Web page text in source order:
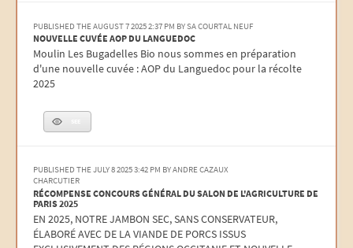
PUBLISHED THE AUGUST 7 2025 2:37 PM BY SA COURTAL NEUF
NOUVELLE CUVÉE AOP DU LANGUEDOC
Moulin Les Bugadelles Bio nous sommes en préparation
d'une nouvelle cuvée : AOP du Languedoc pour la récolte
2025
PUBLISHED THE JULY 8 2025 3:42 PM BY ANDRE CAZAUX
CHARCUTIER
RÉCOMPENSE CONCOURS GÉNÉRAL DU SALON DE L'AGRICULTURE DE
PARIS 2025
EN 2025, NOTRE JAMBON SEC, SANS CONSERVATEUR,
ÉLABORÉ AVEC DE LA VIANDE DE PORCS ISSUS